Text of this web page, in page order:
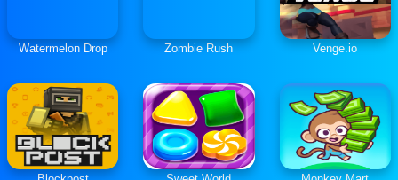
Watermelon Drop Zombie Rush Venge.io